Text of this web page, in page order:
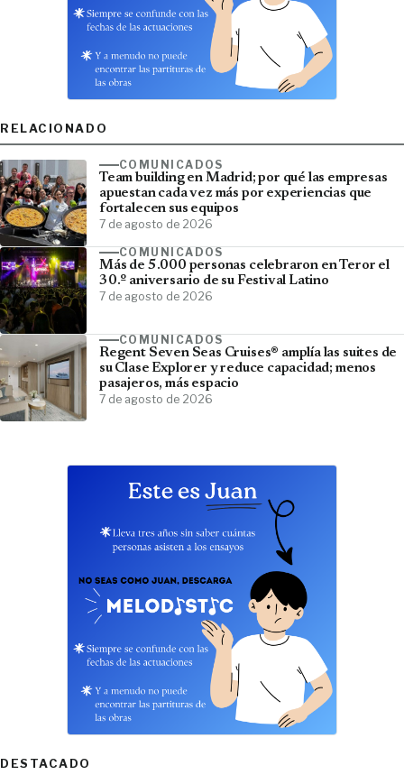
RELACIONADO
COMUNICADOS
Team building en Madrid; por qué las empresas
apuestan cada vez más por experiencias que
fortalecen sus equipos
7 de agosto de 2026
COMUNICADOS
Más de 5.000 personas celebraron en Teror el
30.º aniversario de su Festival Latino
7 de agosto de 2026
COMUNICADOS
Regent Seven Seas Cruises® amplía las suites de
su Clase Explorer y reduce capacidad; menos
pasajeros, más espacio
7 de agosto de 2026
DESTACADO